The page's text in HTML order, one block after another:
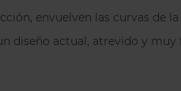
envuelven las curvas
diseño actual, atrevido y muy